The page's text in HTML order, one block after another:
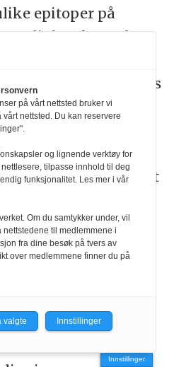
epitoper på
mulighet for at det
derfor ikke benyttes
er basert på
likevel gjelde:
skal innkjøres mot et
eksakt
Mentormetoden
Mentormetoden i
alternativ til å
Innstillinger
på vårt nettsted bruker vi
nettsted. Du kan reservere
og lignende verktøy for
tilpasse innhold til deg
funksjonalitet. Les mer i vår
Om du samtykker under, vil
til medlemmene i
fra dine besøk på tvers av
over medlemmene finner du på
valgte Innstillinger